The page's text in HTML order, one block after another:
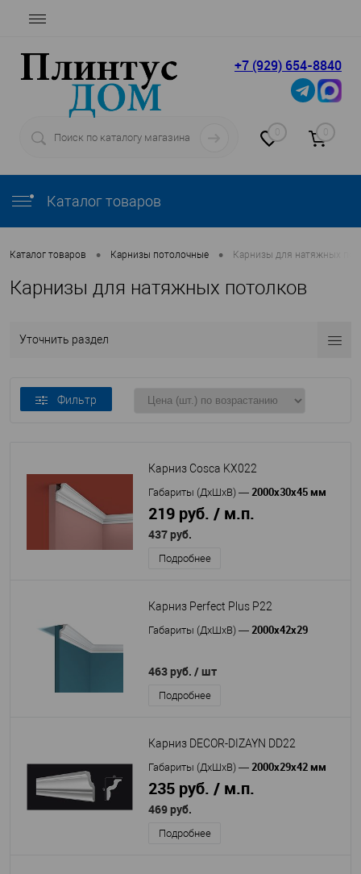
+7 (929) 654-8840
0 0
Каталог товаров
Каталог товаров • Карнизы потолочные • Карнизы для натяжных
Карнизы для натяжных потолков
Уточнить раздел
Фильтр
Карниз Cosca KX022
Габариты (ДхШхВ) — 2000x30x45 мм
219 руб. / м.п.
437 руб.
Подробнее
Карниз Perfect Plus P22
Габариты (ДхШхВ) — 2000х42х29
463 руб. / шт
Подробнее
Карниз DECOR-DIZAYN DD22
Габариты (ДхШхВ) — 2000х29х42 мм
235 руб. / м.п.
469 руб.
Подробнее